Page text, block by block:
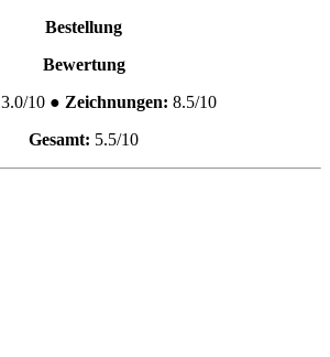
Bestellung
Bewertung
3.0/10 ● Zeichnungen: 8.5/10
Gesamt: 5.5/10